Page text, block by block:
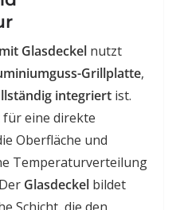
Glasdeckel nutzt
Grillplatte,
integriert ist.
eine direkte
Oberfläche und
Temperaturverteilung
Glasdeckel bildet